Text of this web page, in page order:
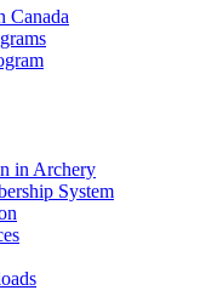
Canada
in Archery
System